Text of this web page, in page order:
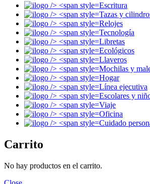
Escritura
Tazas y
Relojes
Tecnología
Libretas
Ecológicos
Llaveros
Mochilas y
Hogar
Línea ejecutiva
Escolares y
Viaje
Oficina
Cuidado
Carrito
No hay productos en el carrito.